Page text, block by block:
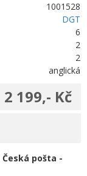
1001528
DGT
6
2
2
anglická
2 199,- Kč
Česká pošta -